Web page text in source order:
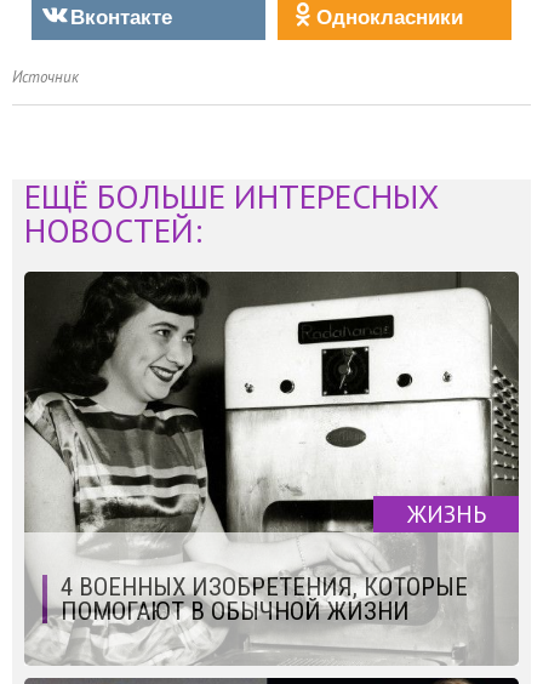
Вконтакте
Однокласники
Источник
ЕЩЁ БОЛЬШЕ ИНТЕРЕСНЫХ
НОВОСТЕЙ:
ЖИЗНЬ
4 ВОЕННЫХ ИЗОБРЕТЕНИЯ, КОТОРЫЕ
ПОМОГАЮТ В ОБЫЧНОЙ ЖИЗНИ